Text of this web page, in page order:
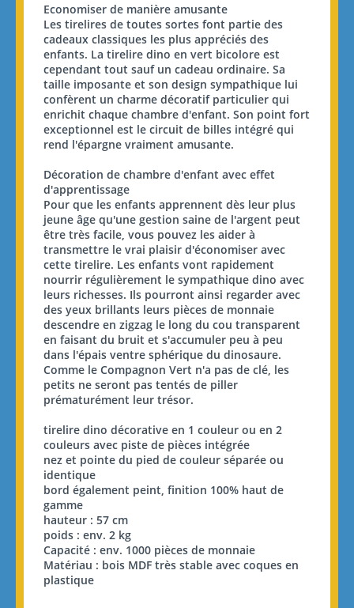
Economiser de manière amusante
Les tirelires de toutes sortes font partie des
cadeaux classiques les plus appréciés des
enfants. La tirelire dino en vert bicolore est
cependant tout sauf un cadeau ordinaire. Sa
taille imposante et son design sympathique lui
confèrent un charme décoratif particulier qui
enrichit chaque chambre d'enfant. Son point fort
exceptionnel est le circuit de billes intégré qui
rend l'épargne vraiment amusante.
Décoration de chambre d'enfant avec effet
d'apprentissage
Pour que les enfants apprennent dès leur plus
jeune âge qu'une gestion saine de l'argent peut
être très facile, vous pouvez les aider à
transmettre le vrai plaisir d'économiser avec
cette tirelire. Les enfants vont rapidement
nourrir régulièrement le sympathique dino avec
leurs richesses. Ils pourront ainsi regarder avec
des yeux brillants leurs pièces de monnaie
descendre en zigzag le long du cou transparent
en faisant du bruit et s'accumuler peu à peu
dans l'épais ventre sphérique du dinosaure.
Comme le Compagnon Vert n'a pas de clé, les
petits ne seront pas tentés de piller
prématurément leur trésor.
tirelire dino décorative en 1 couleur ou en 2
couleurs avec piste de pièces intégrée
nez et pointe du pied de couleur séparée ou
identique
bord également peint, finition 100% haut de
gamme
hauteur : 57 cm
poids : env. 2 kg
Capacité : env. 1000 pièces de monnaie
Matériau : bois MDF très stable avec coques en
plastique